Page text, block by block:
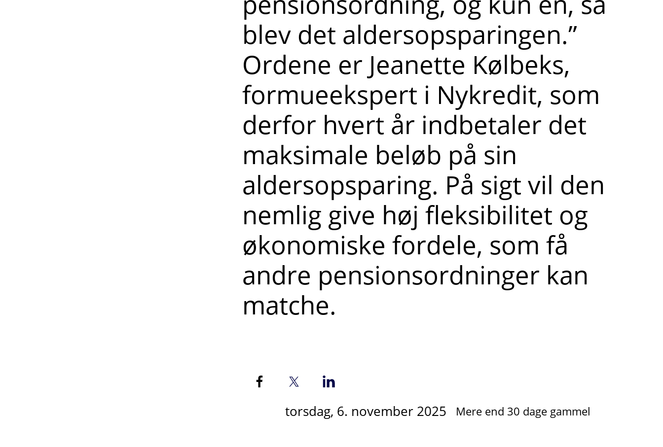
blev det aldersopsparingen.”
Ordene er Jeanette Kølbeks,
formueekspert i Nykredit, som
derfor hvert år indbetaler det
maksimale beløb på sin
aldersopsparing. På sigt vil den
nemlig give høj fleksibilitet og
økonomiske fordele, som få
andre pensionsordninger kan
matche.
torsdag, 6. november 2025 Mere end 30 dage gammel